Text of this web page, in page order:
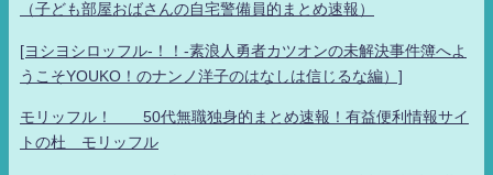
（子ども部屋おばさんの自宅警備員的まとめ速報）
[ヨシヨシロッフル-！！-素浪人勇者カツオンの未解決事件簿へよ
うこそYOUKO！のナンノ洋子のはなしは信じるな編）]
モリッフル！ 50代無職独身的まとめ速報！有益便利情報サイ
トの杜 モリッフル